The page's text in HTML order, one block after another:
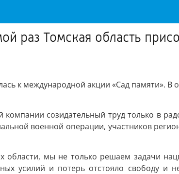
раз Томская область
к международной акции «Сад памяти». В
созидательный труд только в
военной операции, участников
области, мы не только решаем задачи
усилий и потерь отстояло свободу и